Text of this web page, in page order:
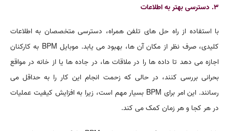
3. دسترسی بهتر به اطلاعات
با استفاده از راه حل های تلفن همراه، دسترسی متخصصان به اطلاعات
کلیدی، صرف نظر از مکان آن ها، بهبود می یابد. موبایل BPM به کارکنان
اجازه می دهد تا داده ها را در ملاقات ها، در جاده ها یا از خانه در مواقع
بحرانی بررسی کنند، در حالی که زحمت انجام این کار را به حداقل می
رسانند. این امر برای BPM بسیار مهم است، زیرا به افزایش کیفیت عملیات
در هر کجا و هر زمان کمک می کند.